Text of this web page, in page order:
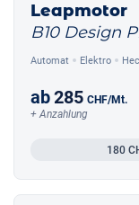
Leapmotor
B10 Design
Automat Elektro
ab285 CHF/Mt.
+ Anzahlung
180